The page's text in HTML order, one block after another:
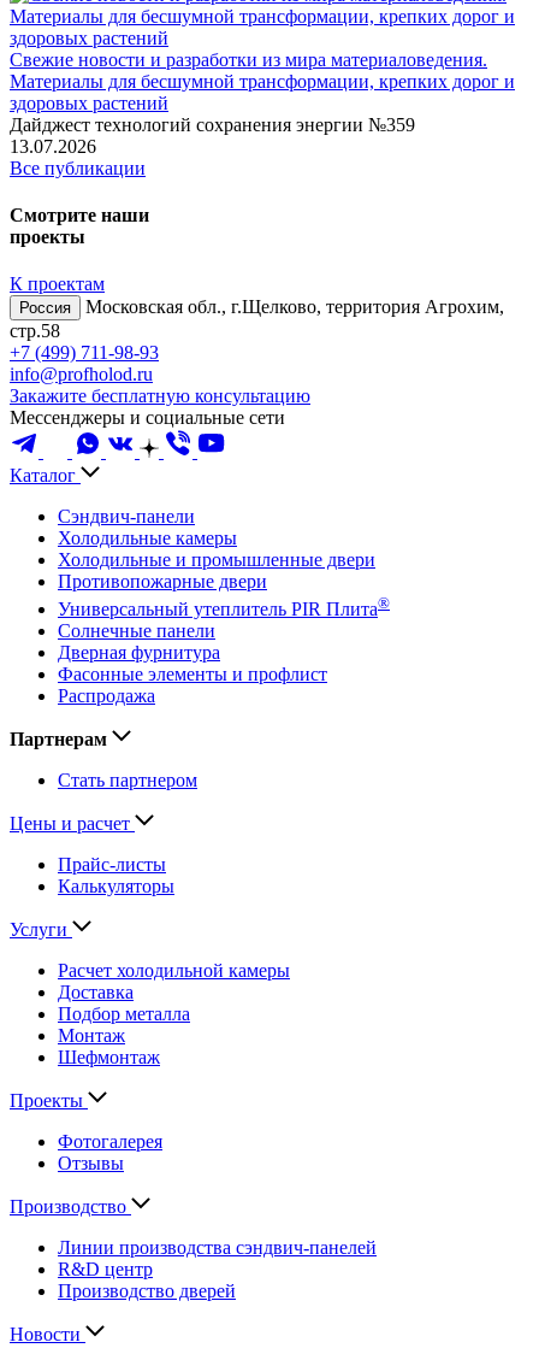
Свежие новости и разработки из мира материаловедения.
Материалы для бесшумной трансформации, крепких дорог и
здоровых растений
Дайджест технологий сохранения энергии №359
13.07.2026
Все публикации
Смотрите наши
проекты
К проектам
Россия
Московская обл., г.Щелково, территория Агрохим,
стр.58
+7 (499) 711-98-93
info@profholod.ru
Закажите бесплатную консультацию
Мессенджеры и социальные сети
Каталог
Сэндвич-панели
Холодильные камеры
Холодильные и промышленные двери
Противопожарные двери
Универсальный утеплитель PIR Плита®
Солнечные панели
Дверная фурнитура
Фасонные элементы и профлист
Распродажа
Партнерам
Стать партнером
Цены и расчет
Прайс-листы
Калькуляторы
Услуги
Расчет холодильной камеры
Доставка
Подбор металла
Монтаж
Шефмонтаж
Проекты
Фотогалерея
Отзывы
Производство
Линии производства сэндвич-панелей
R&D центр
Производство дверей
Новости